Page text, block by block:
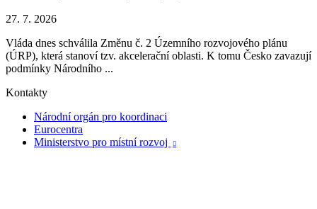
27. 7. 2026
Vláda dnes schválila Změnu č. 2 Územního rozvojového plánu
(ÚRP), která stanoví tzv. akcelerační oblasti. K tomu Česko zavazují
podmínky Národního ...
Kontakty
Národní orgán pro koordinaci
Eurocentra
Ministerstvo pro místní rozvoj
